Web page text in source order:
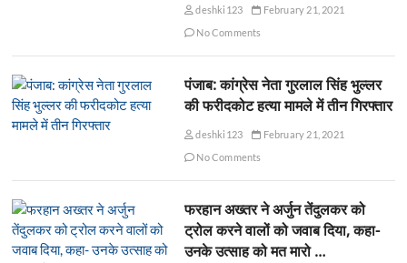
deshki123
February 21, 2021
No Comments
पंजाब: कांग्रेस नेता गुरलाल सिंह भुल्लर
की फरीदकोट हत्या मामले में तीन गिरफ्तार
deshki123
February 21, 2021
No Comments
फरहान अख्तर ने अर्जुन तेंदुलकर को
ट्रोल करने वालों को जवाब दिया, कहा-
उनके उत्साह को मत मारो …